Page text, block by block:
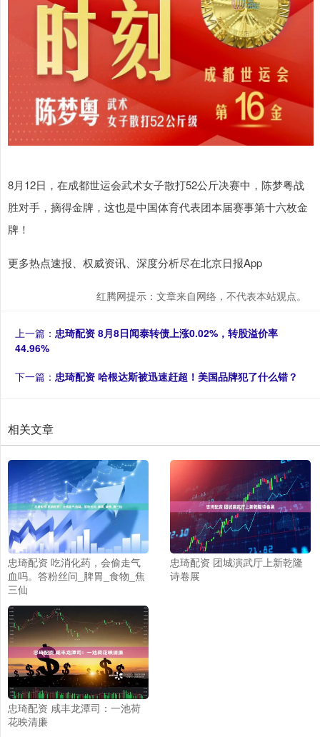
8月12日，在成都世运会武术女子散打52公斤决赛中，陈梦粤战
胜对手，摘得金牌，这也是中国体育代表团本届赛事第十六枚金
牌！
更多热点速报、权威资讯、深度分析尽在北京日报App
红腾网提示：文章来自网络，不代表本站观点。
上一篇： 忠琦配资 8月8日闻泰转债上涨0.02%，转股溢价率
44.96%
下一篇： 忠琦配资 哈根达斯被迅速赶超！美国品牌犯了什么错？
相关文章
忠琦配资 吃消化药，会偷走气
血吗。答粉丝问_脾胃_食物_焦
三仙
忠琦配资 团城演武厅上新乾隆
诗卷展
忠琦配资 咸丰龙潭司：一池荷
花映清廉